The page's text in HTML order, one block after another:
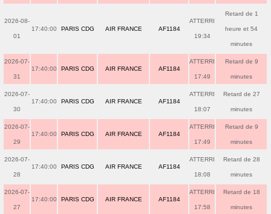
2026-08-
01
17:40:00 PARIS CDG AIR FRANCE AF1184
ATTERRI
19:34
Retard de 1
heure et 54
minutes
2026-07-
31
17:40:00 PARIS CDG AIR FRANCE AF1184
ATTERRI
17:49
Retard de 9
minutes
2026-07-
30
17:40:00 PARIS CDG AIR FRANCE AF1184
ATTERRI
18:07
Retard de 27
minutes
2026-07-
29
17:40:00 PARIS CDG AIR FRANCE AF1184
ATTERRI
17:49
Retard de 9
minutes
2026-07-
28
17:40:00 PARIS CDG AIR FRANCE AF1184
ATTERRI
18:08
Retard de 28
minutes
2026-07-
27
17:40:00 PARIS CDG AIR FRANCE AF1184
ATTERRI
17:58
Retard de 18
minutes